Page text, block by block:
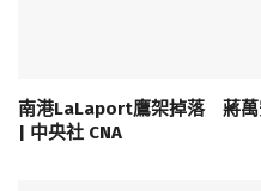
南港LaLaport鷹架掉落 蔣萬
| 中央社 CNA